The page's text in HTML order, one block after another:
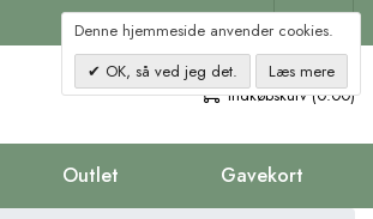
Kontakt
0
Indkøbskurv (0.00)
Outlet Gavekort
Denne hjemmeside anvender cookies.
OK, så ved jeg det.
Læs mere